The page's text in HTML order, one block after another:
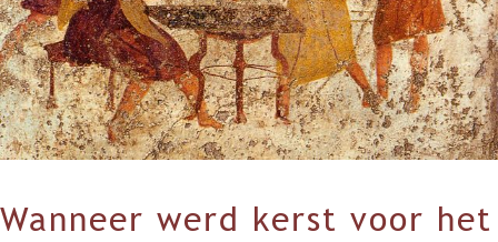
Wanneer werd kerst voor het